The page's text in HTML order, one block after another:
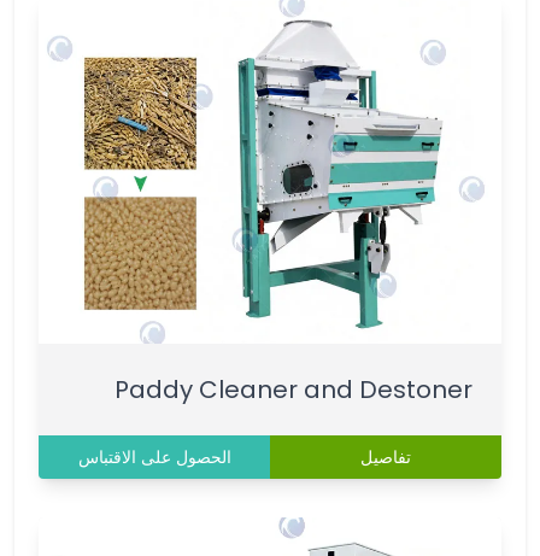
Paddy Cleaner and Destoner
تفاصيل الحصول على الاقتباس